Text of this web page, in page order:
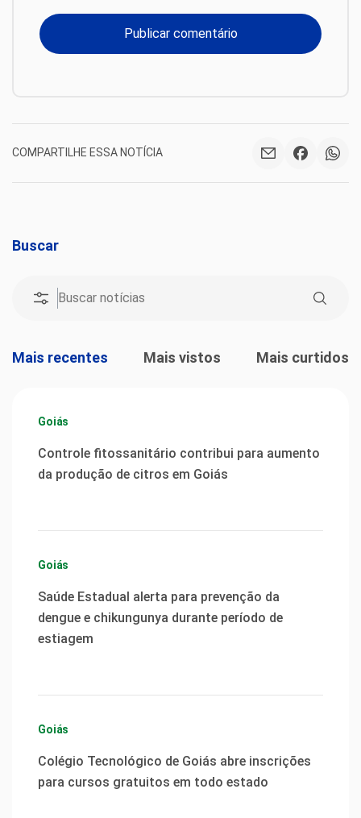
COMPARTILHE ESSA NOTÍCIA
Buscar
Mais recentes Mais vistos Mais curtidos
Goiás
Controle fitossanitário contribui para aumento
da produção de citros em Goiás
Goiás
Saúde Estadual alerta para prevenção da
dengue e chikungunya durante período de
estiagem
Goiás
Colégio Tecnológico de Goiás abre inscrições
para cursos gratuitos em todo estado